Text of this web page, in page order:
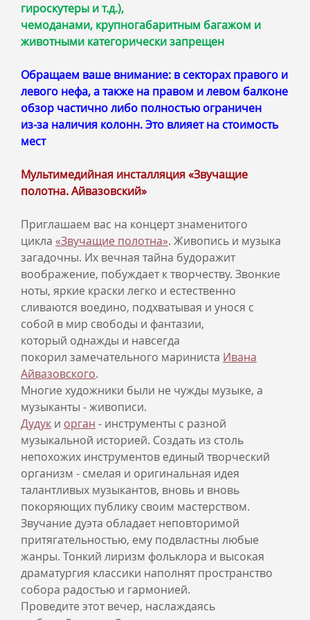
гироскутеры и т.д.),
чемоданами, крупногабаритным багажом и
животными категорически запрещен
Обращаем ваше внимание: в секторах правого и
левого нефа, а также на правом и левом балконе
обзор частично либо полностью ограничен
из‑за наличия колонн. Это влияет на стоимость
мест
Мультимедийная инсталляция «Звучащие
полотна. Айвазовский»
Приглашаем вас на концерт знаменитого
цикла «Звучащие полотна». Живопись и музыка
загадочны. Их вечная тайна будоражит
воображение, побуждает к творчеству. Звонкие
ноты, яркие краски легко и естественно
сливаются воедино, подхватывая и унося с
собой в мир свободы и фантазии,
который однажды и навсегда
покорил замечательного мариниста Ивана
Айвазовского.
Многие художники были не чужды музыке, а
музыканты - живописи.
Дудук и орган - инструменты с разной
музыкальной историей. Создать из столь
непохожих инструментов единый творческий
организм - смелая и оригинальная идея
талантливых музыкантов, вновь и вновь
покоряющих публику своим мастерством.
Звучание дуэта обладает неповторимой
притягательностью, ему подвластны любые
жанры. Тонкий лиризм фольклора и высокая
драматургия классики наполнят пространство
собора радостью и гармонией.
Проведите этот вечер, наслаждаясь